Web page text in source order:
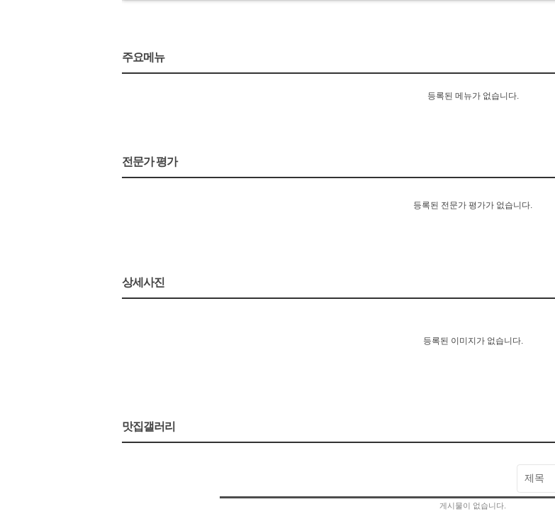
주요메뉴
등록된 메뉴가 없습니다.
전문가 평가
등록된 전문가 평가가 없습니다.
상세사진
등록된 이미지가 없습니다.
맛집갤러리